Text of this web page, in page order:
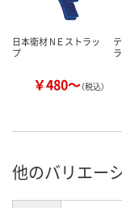
日本衛材 NＥストラッ
プ
￥480～（税込）
他のバリエー